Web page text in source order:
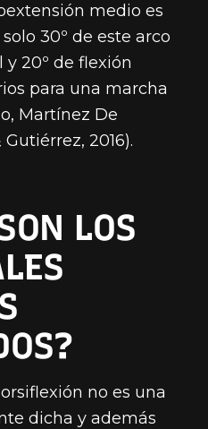
medio es
30º de este arco
y 20º de flexión
para una marcha
Martínez De
2016).
LOS
no es una
dicha y además